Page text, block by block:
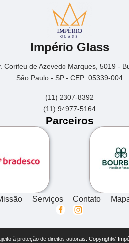
Império Glass
Corifeu de Azevedo Marques, 5019 -
São Paulo - SP - CEP: 05339-004
(11) 2307-8392
(11) 94977-5164
Parceiros
Serviços Contato
à proteção de direitos autorais. Copyright©